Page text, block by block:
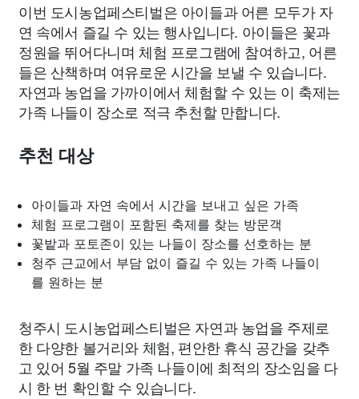
이번 도시농업페스티벌은 아이들과 어른 모두가 자
연 속에서 즐길 수 있는 행사입니다. 아이들은 꽃과
정원을 뛰어다니며 체험 프로그램에 참여하고, 어른
들은 산책하며 여유로운 시간을 보낼 수 있습니다.
자연과 농업을 가까이에서 체험할 수 있는 이 축제는
가족 나들이 장소로 적극 추천할 만합니다.
추천 대상
아이들과 자연 속에서 시간을 보내고 싶은 가족
체험 프로그램이 포함된 축제를 찾는 방문객
꽃밭과 포토존이 있는 나들이 장소를 선호하는 분
청주 근교에서 부담 없이 즐길 수 있는 가족 나들이
를 원하는 분
청주시 도시농업페스티벌은 자연과 농업을 주제로
한 다양한 볼거리와 체험, 편안한 휴식 공간을 갖추
고 있어 5월 주말 가족 나들이에 최적의 장소임을 다
시 한 번 확인할 수 있습니다.